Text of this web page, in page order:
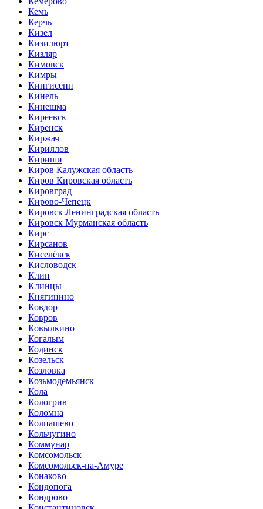
Кемь
Керчь
Кизел
Кизилюрт
Кизляр
Кимовск
Кимры
Кингисепп
Кинель
Кинешма
Киреевск
Киренск
Киржач
Кириллов
Кириши
Киров Калужская область
Киров Кировская область
Кировград
Кирово-Чепецк
Кировск Ленинградская область
Кировск Мурманская область
Кирс
Кирсанов
Киселёвск
Кисловодск
Клин
Клинцы
Княгинино
Ковдор
Ковров
Ковылкино
Когалым
Кодинск
Козельск
Козловка
Козьмодемьянск
Кола
Кологрив
Коломна
Колпашево
Кольчугино
Коммунар
Комсомольск
Комсомольск-на-Амуре
Конаково
Кондопога
Кондрово